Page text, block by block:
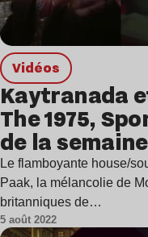
Vidéos
Kaytranada
The 1975,
de la semaine
Le flamboyante house/
Paak, la mélancolie de
britanniques de…
5 août 2022